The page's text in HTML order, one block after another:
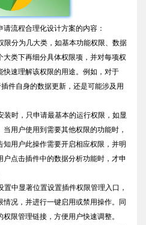
流程合理化设计方案的内容：
限分为几大类，如基本功能权限、数据
类下再细分具体权限项，并对每项权
速理解该权限的用途。例如，对于
件自身的数据更新，还是可能涉及用
时，只申请最基本的运行权限，如显
用户使用到需要其他权限的功能时，
用户此操作需要开启相应权限，并明
点击插件中的数据分析功能时，才申
中显著位置设置插件权限管理入口，
况，并进行一键启用或禁用操作。同
限管理链接，方便用户快速调整。